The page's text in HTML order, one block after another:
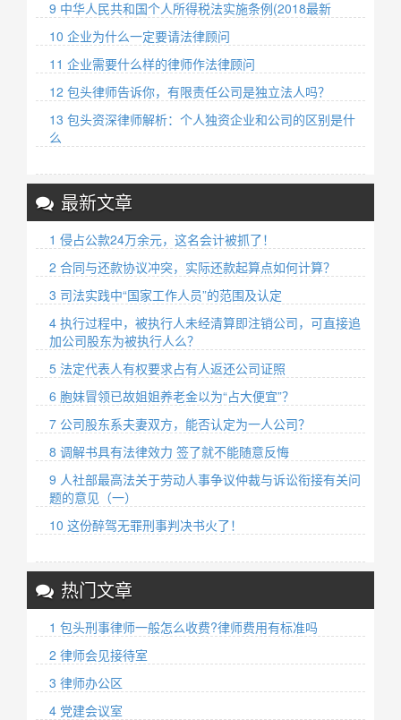
9 中华人民共和国个人所得税法实施条例(2018最新
10 企业为什么一定要请法律顾问
11 企业需要什么样的律师作法律顾问
12 包头律师告诉你，有限责任公司是独立法人吗？
13 包头资深律师解析：个人独资企业和公司的区别是什
么
最新文章
1 侵占公款24万余元，这名会计被抓了！
2 合同与还款协议冲突，实际还款起算点如何计算？
3 司法实践中“国家工作人员”的范围及认定
4 执行过程中，被执行人未经清算即注销公司，可直接追
加公司股东为被执行人么？
5 法定代表人有权要求占有人返还公司证照
6 胞妹冒领已故姐姐养老金以为“占大便宜”？
7 公司股东系夫妻双方，能否认定为一人公司？
8 调解书具有法律效力 签了就不能随意反悔
9 人社部最高法关于劳动人事争议仲裁与诉讼衔接有关问
题的意见（一）
10 这份醉驾无罪刑事判决书火了！
热门文章
1 包头刑事律师一般怎么收费?律师费用有标准吗
2 律师会见接待室
3 律师办公区
4 党建会议室